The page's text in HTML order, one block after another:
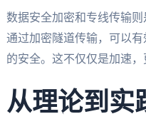
数据安全加密和专线传输
通过加密隧道传输，可以
的安全。这不仅仅是加速，
从理论到实